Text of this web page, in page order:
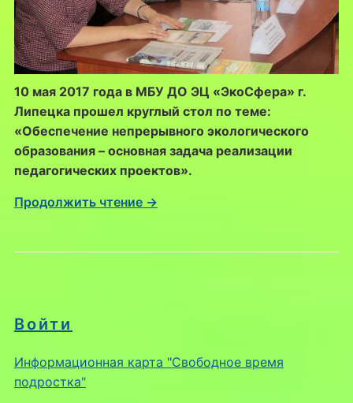
Войти
Информационная карта "Свободное время
подростка"
10 мая 2017 года в МБУ ДО ЭЦ «ЭкоСфера» г.
Липецка прошел круглый стол по теме:
«Обеспечение непрерывного экологического
образования – основная задача реализации
педагогических проектов».
Продолжить чтение →